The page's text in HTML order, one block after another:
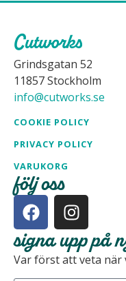
Grindsgatan 52
11857 Stockholm
info@cutworks.se
COOKIE POLICY
PRIVACY POLICY
VARUKORG
följ oss
signa upp på
Var först att veta när